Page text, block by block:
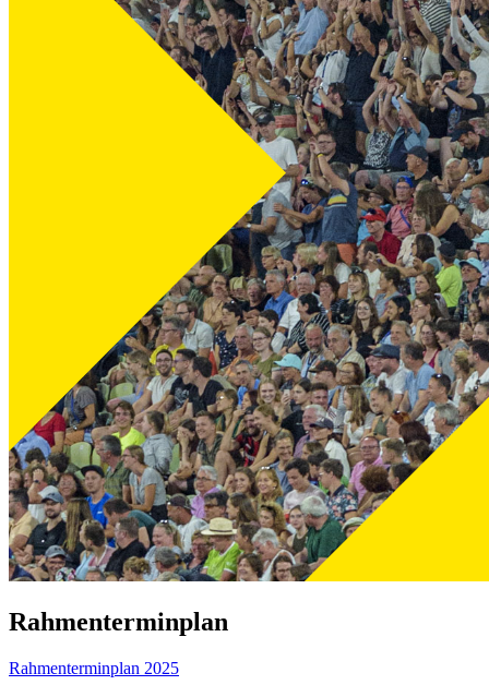
Rahmenterminplan
Rahmenterminplan 2025